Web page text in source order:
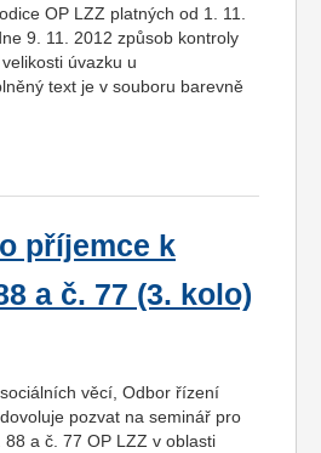
OP LZZ platných od 1. 11.
9. 11. 2012 způsob kontroly
úvazku u
text je v souboru barevně
příjemce k
a č. 77 (3. kolo)
věcí, Odbor řízení
pozvat na seminář pro
a č. 77 OP LZZ v oblasti